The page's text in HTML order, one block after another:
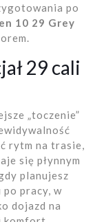
po
10 29 Grey
29 cali
„toczenie”
rytm na trasie,
się płynnym
planujesz
pracy, w
dojazd na